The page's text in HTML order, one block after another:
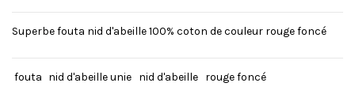
Superbe fouta nid d'abeille 100% coton de couleur rouge foncé
fouta nid d'abeille unie nid d'abeille rouge foncé